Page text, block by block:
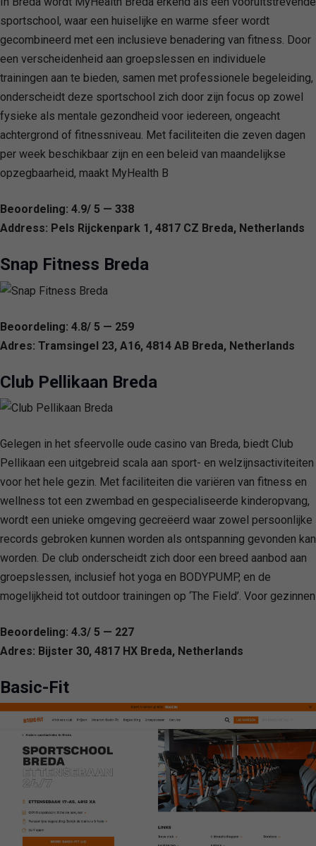
sportschool, waar een huiselijke en warme sfeer wordt
gecombineerd met een inclusieve benadering van fitness. Door
een verscheidenheid aan groepslessen en individuele
trainingen aan te bieden, samen met professionele begeleiding,
onderscheidt deze sportschool zich door zijn focus op zowel
fysieke als mentale gezondheid voor iedereen, ongeacht
achtergrond of fitnessniveau. Met faciliteiten die zeven dagen
per week beschikbaar zijn en een beleid van maandelijkse
opzegbaarheid, maakt MyHealth B
Beoordeling: 4.9/ 5 — 338
Address: Pels Rijckenpark 1, 4817 CZ Breda, Netherlands
Snap Fitness Breda
Beoordeling: 4.8/ 5 — 259
Adres: Tramsingel 23, A16, 4814 AB Breda, Netherlands
Club Pellikaan Breda
Gelegen in het sfeervolle oude casino van Breda, biedt Club
Pellikaan een uitgebreid scala aan sport- en welzijnsactiviteiten
voor het hele gezin. Met faciliteiten die variëren van fitness en
wellness tot een zwembad en gespecialiseerde kinderopvang,
wordt een unieke omgeving gecreëerd waar zowel persoonlijke
records gebroken kunnen worden als ontspanning gevonden kan
worden. De club onderscheidt zich door een breed aanbod aan
groepslessen, inclusief hot yoga en BODYPUMP, en de
mogelijkheid tot outdoor trainingen op ‘The Field’. Voor gezinnen
Beoordeling: 4.3/ 5 — 227
Adres: Bijster 30, 4817 HX Breda, Netherlands
Basic-Fit